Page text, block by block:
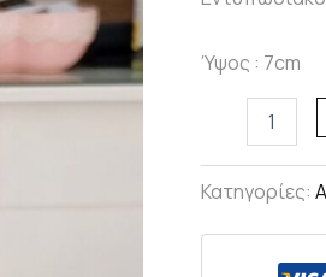
Ύψος : 7cm
Κατηγορίες: